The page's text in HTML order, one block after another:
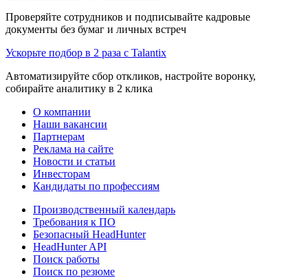
Проверяйте сотрудников и подписывайте кадровые
документы без бумаг и личных встреч
Ускорьте подбор в 2 раза с Talantix
Автоматизируйте сбор откликов, настройте воронку,
собирайте аналитику в 2 клика
О компании
Наши вакансии
Партнерам
Реклама на сайте
Новости и статьи
Инвесторам
Кандидаты по профессиям
Производственный календарь
Требования к ПО
Безопасный HeadHunter
HeadHunter API
Поиск работы
Поиск по резюме